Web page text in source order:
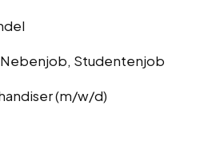
Studentenjob
(m/w/d)